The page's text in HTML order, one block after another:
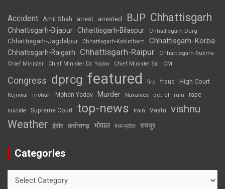
Accident Amit Shah arrest arrested BJP Chhattisgarh
Chhattisgarh-Bijapur Chhattisgarh-Bilaspur Chhattisgarh-Durg
Chhattisgarh-Jagdalpur Chhattisgarh-Kabirdham Chhattisgarh-Korba
Chhattisgarh-Raigarh Chhattisgarh-Raipur
Chhattisgarh-Sukma
Chief Minister
Chief Minister Dr. Yadav Chief Minister Sai CM
Congress dprcg featured fire fraud High Court
Kejriwal mohan Mohan Yadav Murder Naxalites petrol rain rape
suicide Supreme Court top-news train Vastu vishnu
Weather इंदौर छत्तीसगढ़ भोपाल मध्य प्रदेश रायपुर
Categories